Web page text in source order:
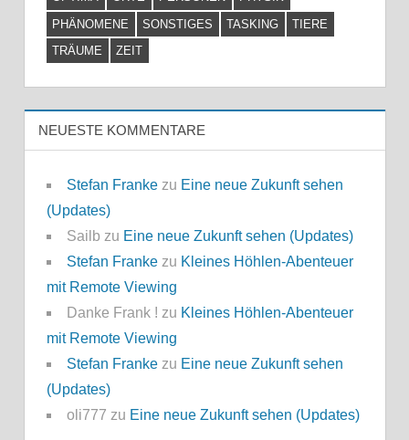
PHÄNOMENE
SONSTIGES TASKING
TIERE
TRÄUME
ZEIT
NEUESTE KOMMENTARE
Stefan Frankezu Eine neue Zukunft sehen
(Updates)
Sailb zu Eine neue Zukunft sehen (Updates)
Stefan Frankezu Kleines Höhlen-Abenteuer
mit Remote Viewing
Danke Frank ! zu Kleines Höhlen-Abenteuer
mit Remote Viewing
Stefan Frankezu Eine neue Zukunft sehen
(Updates)
oli777 zu Eine neue Zukunft sehen (Updates)